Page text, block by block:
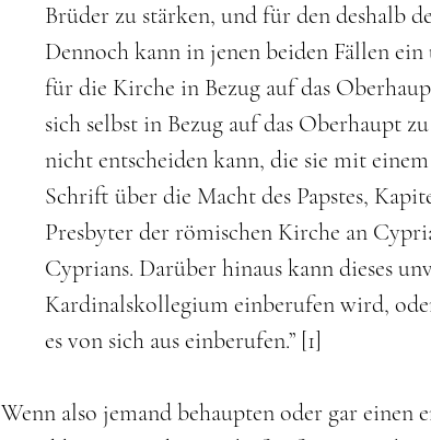
Brüder zu stärken, und für den deshalb
Dennoch kann in jenen beiden Fällen
für die Kirche in Bezug auf das
sich selbst in Bezug auf das Oberhaupt
nicht entscheiden kann, die sie mit
Schrift über die Macht des Papstes,
Presbyter der römischen Kirche an
Cyprians. Darüber hinaus kann dieses
Kardinalskollegium einberufen wird,
es von sich aus einberufen.” [1]
Wenn also jemand behaupten oder gar